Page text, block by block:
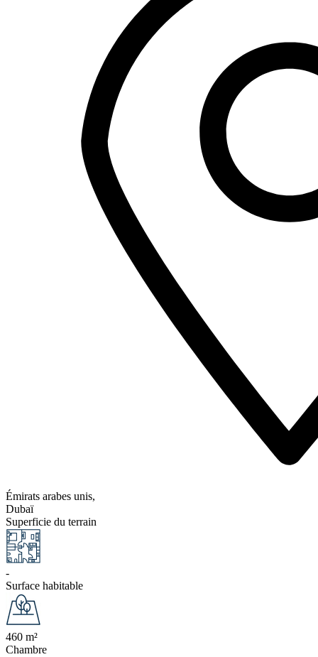
Émirats arabes unis,
Dubaï
Superficie du terrain
-
Surface habitable
460 m²
Chambre